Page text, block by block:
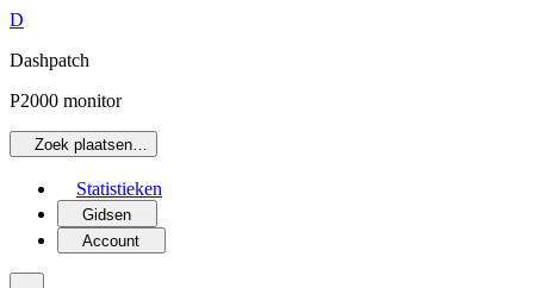
D
Dashpatch
P2000 monitor
Zoek plaatsen…
Statistieken
Gidsen
Account